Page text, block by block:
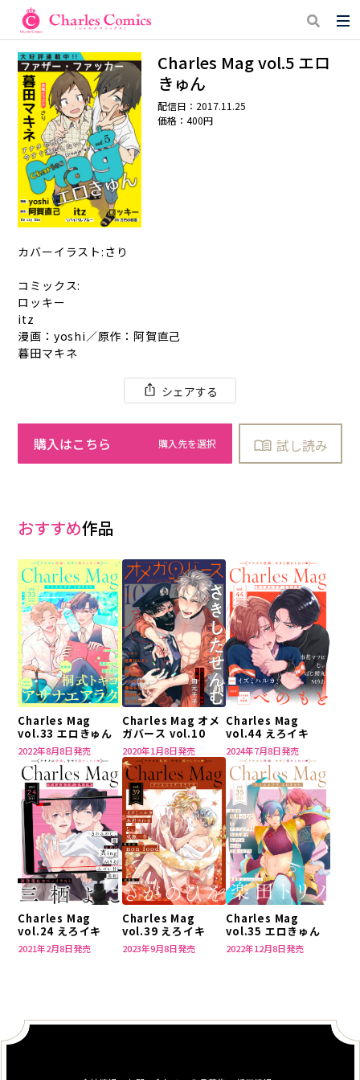
Charles Mag vol.5 エロ
きゅん
配信日：2017.11.25
価格：400円
カバーイラスト:さり
コミックス:
ロッキー
itz
漫画：yoshi／原作：阿賀直己
暮田マキネ
シェアする
購入はこちら 試し読み
おすすめ作品
Charles Mag
vol.33 エロきゅん
2022年8月8日発売
Charles Mag オメ
ガバース vol.10
2020年1月8日発売
Charles Mag
vol.44 えろイキ
2024年7月8日発売
Charles Mag
vol.24 えろイキ
2021年2月8日発売
Charles Mag
vol.39 えろイキ
2023年9月8日発売
Charles Mag
vol.35 エロきゅん
2022年12月8日発売